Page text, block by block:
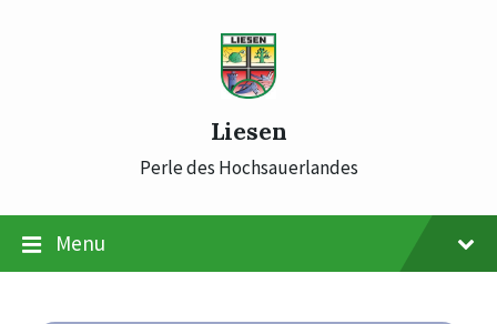
Liesen
Perle des Hochsauerlandes
Menu